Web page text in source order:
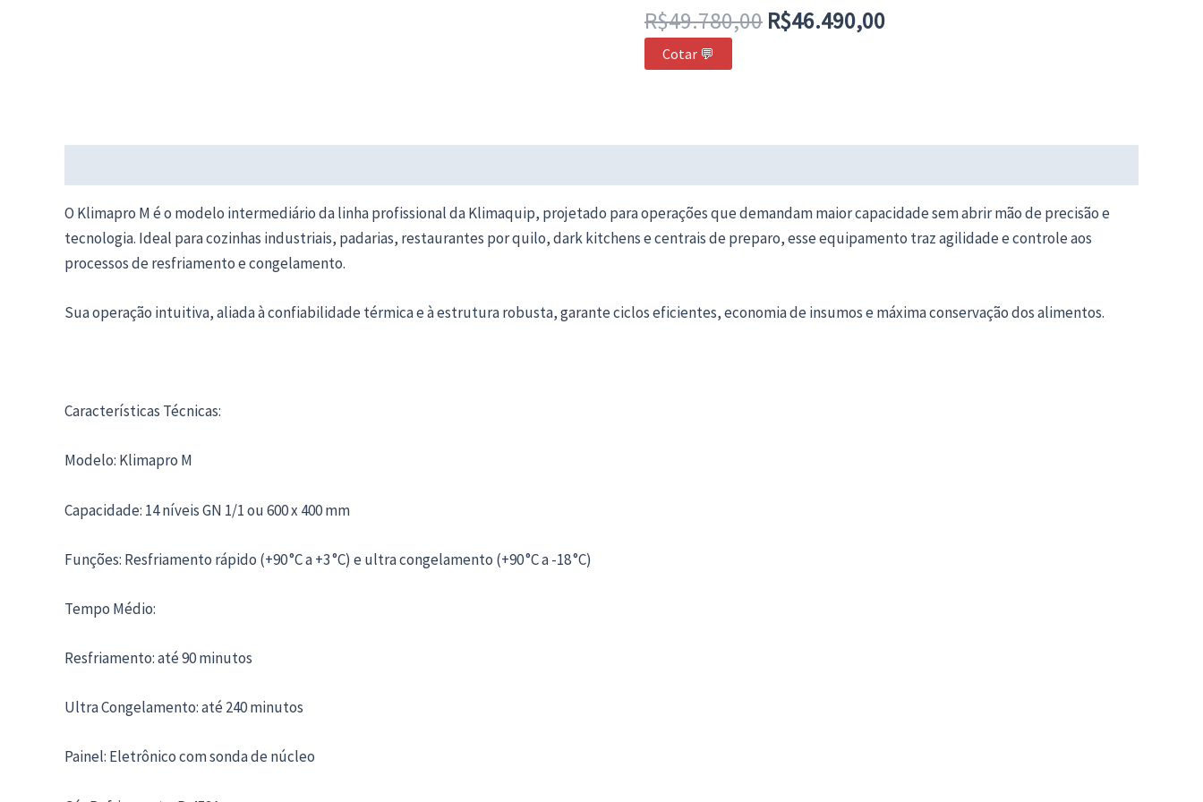
R$49.780,00 era:
R$49.780,00.
R$46.490,00é:
Cotar 💬
O Klimapro M é o modelo intermediário da linha profissional da Klimaquip, projetado para operações que demandam maior capacidade sem abrir mão de precisão e
tecnologia. Ideal para cozinhas industriais, padarias, restaurantes por quilo, dark kitchens e centrais de preparo, esse equipamento traz agilidade e controle aos
processos de resfriamento e congelamento.
Sua operação intuitiva, aliada à confiabilidade térmica e à estrutura robusta, garante ciclos eficientes, economia de insumos e máxima conservação dos alimentos.
Características Técnicas:
Modelo: Klimapro M
Capacidade: 14 níveis GN 1/1 ou 600 x 400 mm
Funções: Resfriamento rápido (+90 °C a +3 °C) e ultra congelamento (+90 °C a -18 °C)
Tempo Médio:
Resfriamento: até 90 minutos
Ultra Congelamento: até 240 minutos
Painel: Eletrônico com sonda de núcleo